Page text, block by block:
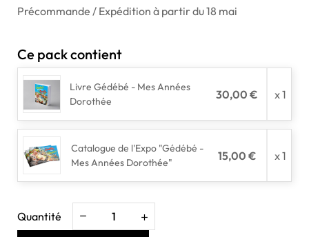
Précommande / Expédition à partir du 18 mai
Ce pack contient
Livre Gédébé - Mes Années
Dorothée
30,00 € x 1
Catalogue de l'Expo "Gédébé -
Mes Années Dorothée"
15,00 € x 1
Quantité